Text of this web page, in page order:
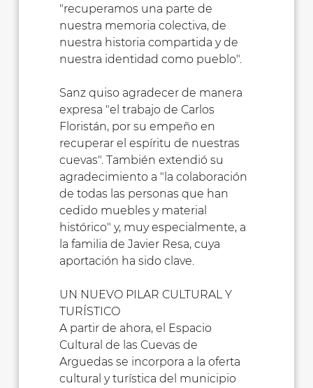
"recuperamos una parte de
nuestra memoria colectiva, de
nuestra historia compartida y de
nuestra identidad como pueblo".
Sanz quiso agradecer de manera
expresa "el trabajo de Carlos
Floristán, por su empeño en
recuperar el espíritu de nuestras
cuevas". También extendió su
agradecimiento a "la colaboración
de todas las personas que han
cedido muebles y material
histórico" y, muy especialmente, a
la familia de Javier Resa, cuya
aportación ha sido clave.
UN NUEVO PILAR CULTURAL Y
TURÍSTICO
A partir de ahora, el Espacio
Cultural de las Cuevas de
Arguedas se incorpora a la oferta
cultural y turística del municipio